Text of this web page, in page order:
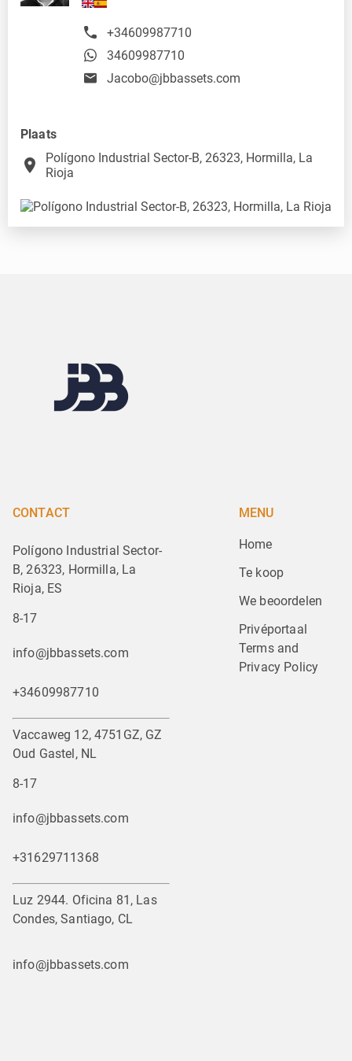
+34609987710
34609987710
Jacobo@jbbassets.com
Plaats
place
Polígono Industrial Sector-B, 26323, Hormilla, La
Rioja
CONTACT
Polígono Industrial Sector-
B, 26323, Hormilla, La
Rioja, ES
8-17
info@jbbassets.com
+34609987710
Vaccaweg 12, 4751GZ, GZ
Oud Gastel, NL
8-17
info@jbbassets.com
+31629711368
Luz 2944. Oficina 81, Las
Condes, Santiago, CL
info@jbbassets.com
MENU
Home
Te koop
We beoordelen
Privéportaal
Terms and
Privacy Policy